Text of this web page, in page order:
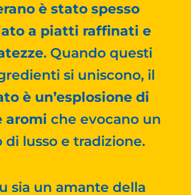
è stato spesso
a piatti raffinati e
. Quando questi
si uniscono, il
è un’esplosione di
aromi che evocano un
di lusso e tradizione.
sia un amante della